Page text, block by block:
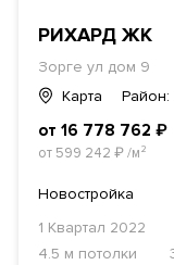
РИХАРД ЖК
Зорге ул дом 9
Карта
от 16 778 762 ₽
от 599 242 ₽/м²
Новостройка
1 Квартал 2022
4.5 м потолки